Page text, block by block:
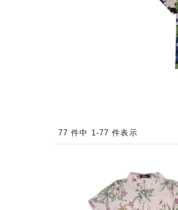
77 件中 1-77 件表示